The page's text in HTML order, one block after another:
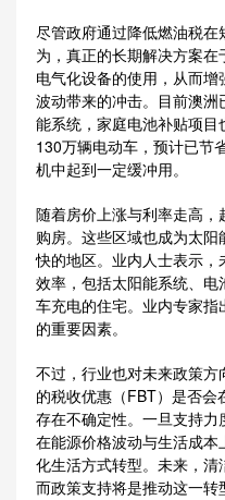
尽管政府通过降低燃油税
为，真正的长期解决方案
电气化设备的使用，从而
波动带来的冲击。目前澳
能系统，家庭电池补贴项
130万辆电动车，预计已节
机中起到一定缓冲用。
随着房价上涨与利率走高
购房。这些区域也成为太
快的地区。业内人士表示
效率，包括太阳能系统、
车充电的住宅。业内专家
的重要因素。
不过，行业也对未来政策
的税收优惠（FBT）是否会
存在不确定性。一旦支持力
在能源价格波动与生活成
化生活方式转型。未来，清
而政策支持将是推动这一转